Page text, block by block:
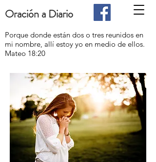
Oración a Diario
Porque donde están dos o tres reunidos en
mi nombre, allí estoy yo en medio de ellos.
Mateo 18:20